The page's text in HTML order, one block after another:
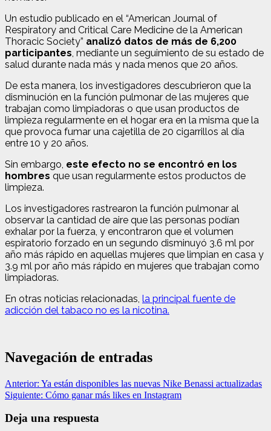
Un estudio publicado en el “American Journal of
Respiratory and Critical Care Medicine de la American
Thoracic Society” analizó datos de más de 6,200
participantes, mediante un seguimiento de su estado de
salud durante nada más y nada menos que 20 años.
De esta manera, los investigadores descubrieron que la
disminución en la función pulmonar de las mujeres que
trabajan como limpiadoras o que usan productos de
limpieza regularmente en el hogar era en la misma que la
que provoca fumar una cajetilla de 20 cigarrillos al día
entre 10 y 20 años.
Sin embargo, este efecto no se encontró en los
hombres que usan regularmente estos productos de
limpieza.
Los investigadores rastrearon la función pulmonar al
observar la cantidad de aire que las personas podían
exhalar por la fuerza, y encontraron que el volumen
espiratorio forzado en un segundo disminuyó 3.6 ml por
año más rápido en aquellas mujeres que limpian en casa y
3.9 ml por año más rápido en mujeres que trabajan como
limpiadoras.
En otras noticias relacionadas, la principal fuente de
adicción del tabaco no es la nicotina.
Navegación de entradas
Anterior: Ya están disponibles las nuevas Nike Benassi actualizadas
Siguiente: Cómo ganar más likes en Instagram
Deja una respuesta